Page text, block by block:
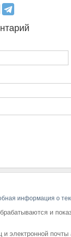
информация о
и
и электронной почты